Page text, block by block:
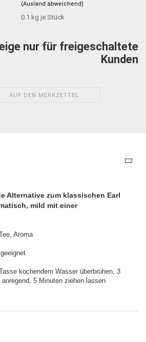
(Ausland abweichend)
0.1 kg je Stück
nur für freigeschaltete
Kunden
AUF DEN MERKZETTEL
Alternative zum klassischen Earl
mild mit einer
Aroma
kochendem Wasser überbrühen, 3
5 Minuten ziehen lassen